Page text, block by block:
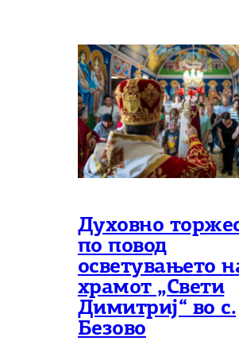
Духовно
по повод
осветувањето
храмот „Свети
Димитриј“ во с.
Безово